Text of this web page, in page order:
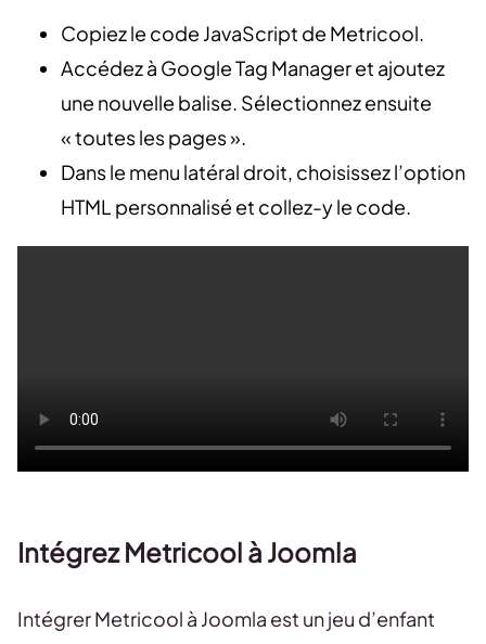
Copiez le code JavaScript de Metricool.
Accédez à Google Tag Manager et ajoutez
une nouvelle balise. Sélectionnez ensuite
« toutes les pages ».
Dans le menu latéral droit, choisissez l’option
HTML personnalisé et collez-y le code.
Intégrez Metricool à Joomla
Intégrer Metricool à Joomla est un jeu d’enfant